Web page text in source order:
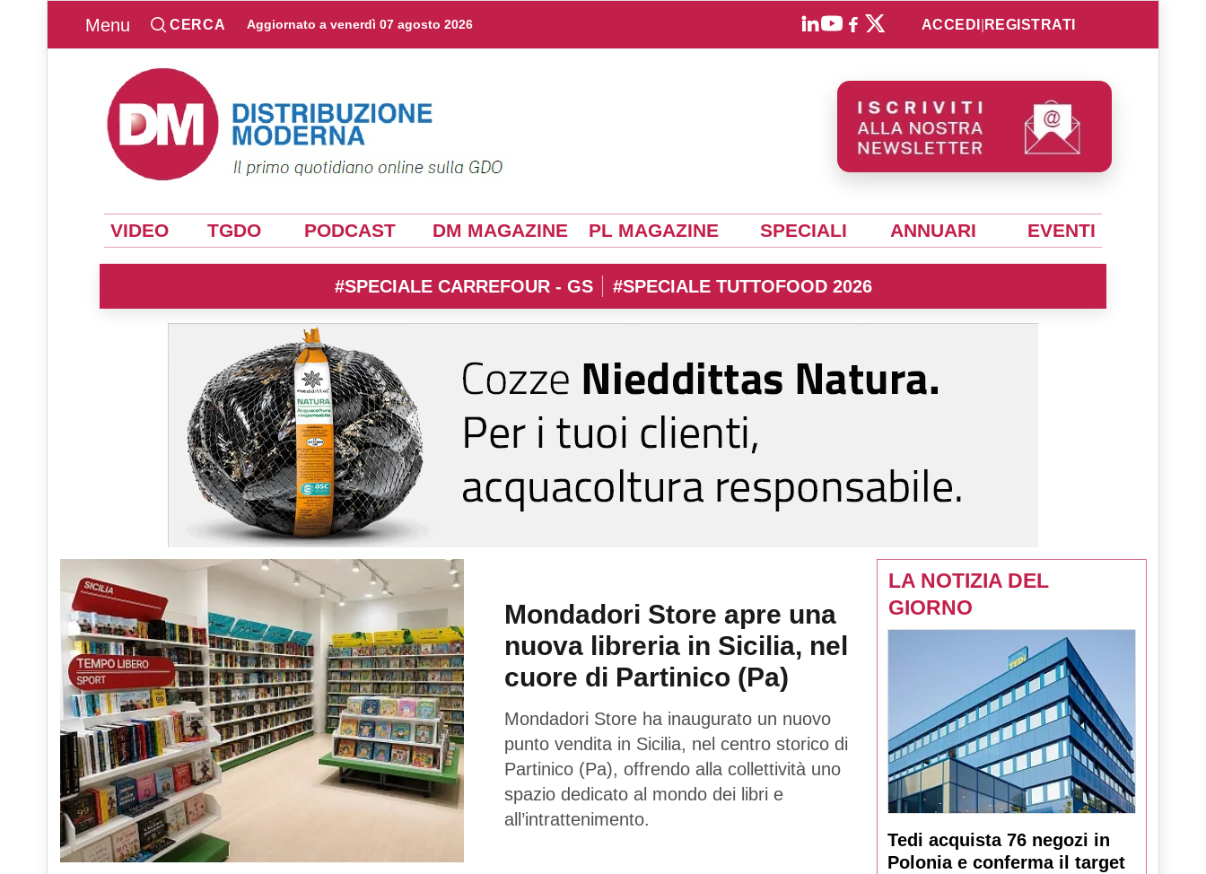
Menu CERCA Aggiornato a venerdì 07 agosto 2026 ACCEDI REGISTRATI
VIDEO TGDO PODCAST DM MAGAZINE PL MAGAZINE SPECIALI ANNUARI EVENTI
#SPECIALE CARREFOUR - GS #SPECIALE TUTTOFOOD 2026
Mondadori Store apre una
nuova libreria in Sicilia, nel
cuore di Partinico (Pa)
Mondadori Store ha inaugurato un nuovo
punto vendita in Sicilia, nel centro storico di
Partinico (Pa), offrendo alla collettività uno
spazio dedicato al mondo dei libri e
all’intrattenimento.
LA NOTIZIA DEL
GIORNO
Tedi acquista 76 negozi in
Polonia e conferma il target